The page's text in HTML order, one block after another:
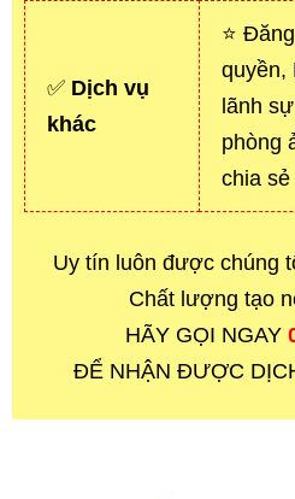
✅ Dịch vụ
khác
⭐
quyền,
lãnh
phòng
chia sẻ
Uy tín luôn được chúng
Chất lượng tạo
HÃY GỌI NGAY
ĐỂ NHẬN ĐƯỢC